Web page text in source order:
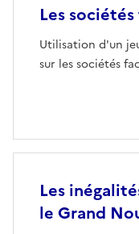
Les
Utilisation d'un
sur les sociétés
Les
le Grand